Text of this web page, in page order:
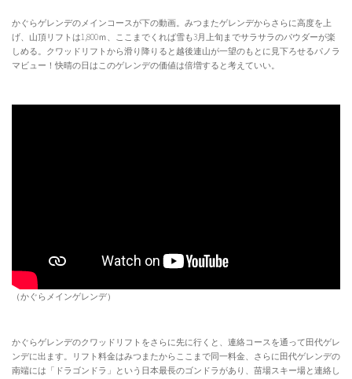
かぐらゲレンデのメインコースが下の動画。みつまたゲレンデからさらに高度を上
げ、山頂リフトは1,800ｍ、ここまでくれば雪も3月上旬までサラサラのパウダーが楽
しめる。クワッドリフトから滑り降りると越後連山が一望のもとに見下ろせるパノラ
マビュー！快晴の日はこのゲレンデの価値は倍増すると考えていい。
（かぐらメインゲレンデ）
かぐらゲレンデのクワッドリフトをさらに先に行くと、連絡コースを通って田代ゲレ
ンデに出ます。リフト料金はみつまたからここまで同一料金、さらに田代ゲレンデの
南端には「ドラゴンドラ」という日本最長のゴンドラがあり、苗場スキー場と連絡し